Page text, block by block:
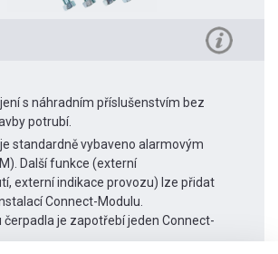
s náhradním příslušenstvím bez
potrubí.
standardně vybaveno alarmovým
Další funkce (externí
externí indikace provozu) lze přidat
Connect-Modulu.
čerpadla je zapotřebí jeden Connect-